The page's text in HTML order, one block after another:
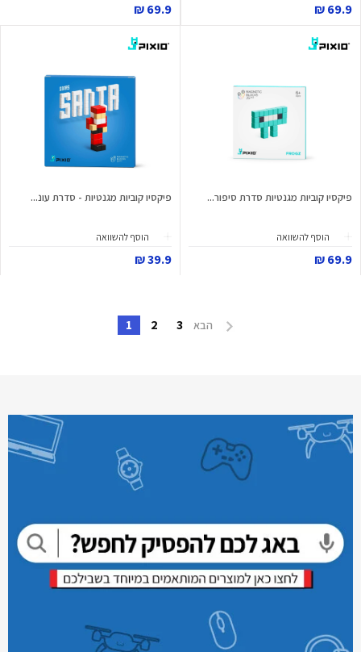
69.9 ₪
69.9 ₪
פיקסיו קוביות מגנטיות סדרת סיפור...
הוסף להשוואה
69.9 ₪
פיקסיו קוביות מגנטיות - סדרת עונ...
הוסף להשוואה
39.9 ₪
הבא 3
2
1